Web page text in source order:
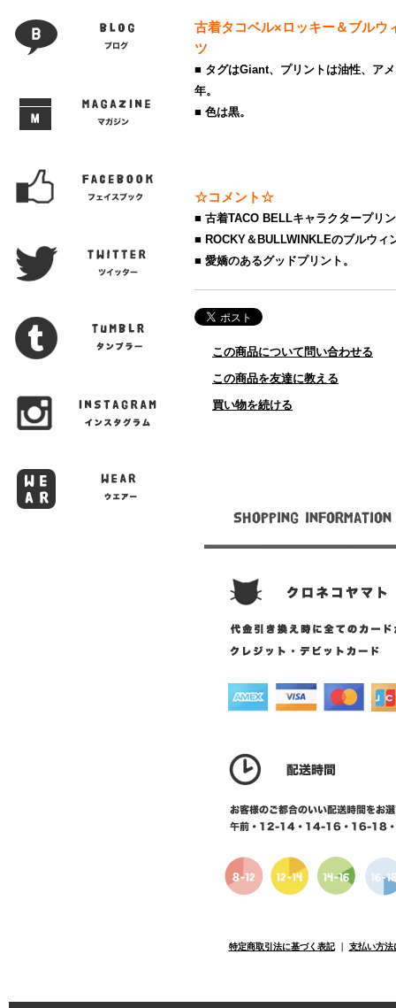
古着タコベル×ロッキー＆ブルウ
ツ
■ タグはGiant、プリントは油性、ア
年。
■ 色は黒。
☆コメント☆
■ 古着TACO BELLキャラクタープリ
■ ROCKY＆BULLWINKLEのブルウィ
■ 愛嬌のあるグッドプリント。
この商品について問い合わせる
この商品を友達に教える
買い物を続ける
特定商取引法に基づく表記｜ 支払い方法